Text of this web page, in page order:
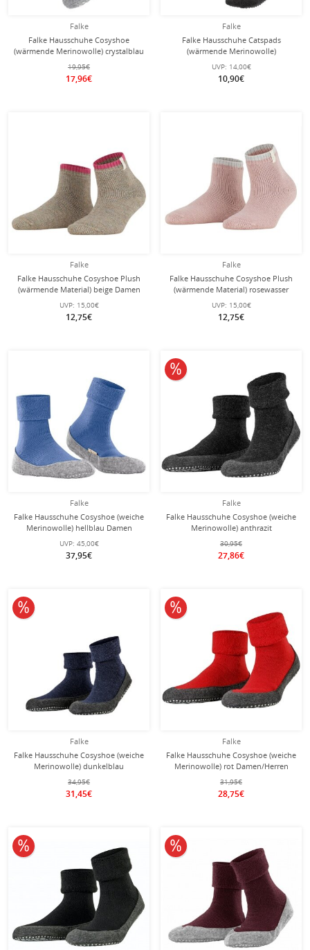
Falke
Falke Hausschuhe Cosyshoe
(wärmende Merinowolle) crystalblau
Babys/Kleinkinder
19,95€
17,96€
Falke
Falke Hausschuhe Catspads
(wärmende Merinowolle)
asphaltgrau Kinder
UVP: 14,00€
10,90€
Falke
Falke Hausschuhe Cosyshoe Plush
(wärmende Material) beige Damen
UVP: 15,00€
12,75€
Falke
Falke Hausschuhe Cosyshoe Plush
(wärmende Material) rosewasser
Damen
UVP: 15,00€
12,75€
Falke
Falke Hausschuhe Cosyshoe (weiche
Merinowolle) hellblau Damen
UVP: 45,00€
37,95€
Falke
Falke Hausschuhe Cosyshoe (weiche
Merinowolle) anthrazit
Damen/Herren
30,95€
27,86€
10% reduziert
Falke
Falke Hausschuhe Cosyshoe (weiche
Merinowolle) dunkelblau
Damen/Herren
34,95€
31,45€
10% reduziert
Falke
Falke Hausschuhe Cosyshoe (weiche
Merinowolle) rot Damen/Herren
31,95€
28,75€
10% reduziert
10% reduziert 10% reduziert